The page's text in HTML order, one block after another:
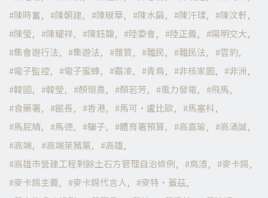
陳時奮
陳朝建 陳椒華 陳水扁 陳汘瑈
陳汶軒
陳瑩
陳耀祥 陳鈺馥 陸委會 陸正義
陽明交大
集會遊行法
集遊法 雜質 難民 難民法
雲豹
電子監控
電子蜜蜂 霸凌 青鳥 非核家園
非洲
韓國
韓瑩 顏翎熹 顏若芳 風力發電
飛馬
食藥署
館長 香港 馬可·盧比歐
馬塞科
馬屁精
馬德 騙子 體育署預算 高嘉瑜
高涌誠
高端
高端萊豬黨
高雄
高雄市營建工程剩餘土石方管理自治條例
鳥渣
麥卡錫
麥卡錫主義
麥卡錫代言人
麥特·蓋茲